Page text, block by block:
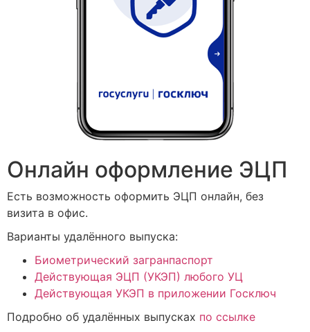
Онлайн оформление ЭЦП
Есть возможность оформить ЭЦП онлайн, без
визита в офис.
Варианты удалённого выпуска:
Биометрический загранпаспорт
Действующая ЭЦП (УКЭП) любого УЦ
Действующая УКЭП в приложении Госключ
Подробно об удалённых выпусках по ссылке